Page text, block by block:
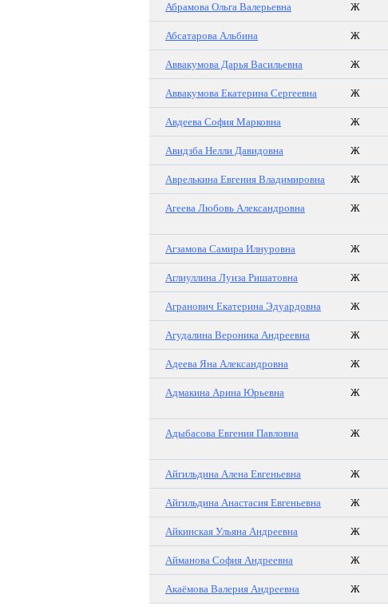
Абрамова Ольга Валерьевна Ж
Абсатарова Альбина Ж
Аввакумова Дарья Васильевна Ж
Аввакумова Екатерина Сергеевна Ж
Авдеева София Марковна Ж
Авидзба Нелли Давидовна Ж
Аврелькина Евгения Владимировна Ж
Агеева Любовь Александровна Ж
Агзамова Самира Илнуровна Ж
Аглиуллина Луиза Ришатовна Ж
Агранович Екатерина Эдуардовна Ж
Агудалина Вероника Андреевна Ж
Адеева Яна Александровна Ж
Адмакина Арина Юрьевна Ж
Адыбасова Евгения Павловна Ж
Айгильдина Алена Евгеньевна Ж
Айгильдина Анастасия Евгеньевна Ж
Айкинская Ульяна Андреевна Ж
Айманова София Андреевна Ж
Акаёмова Валерия Андреевна Ж